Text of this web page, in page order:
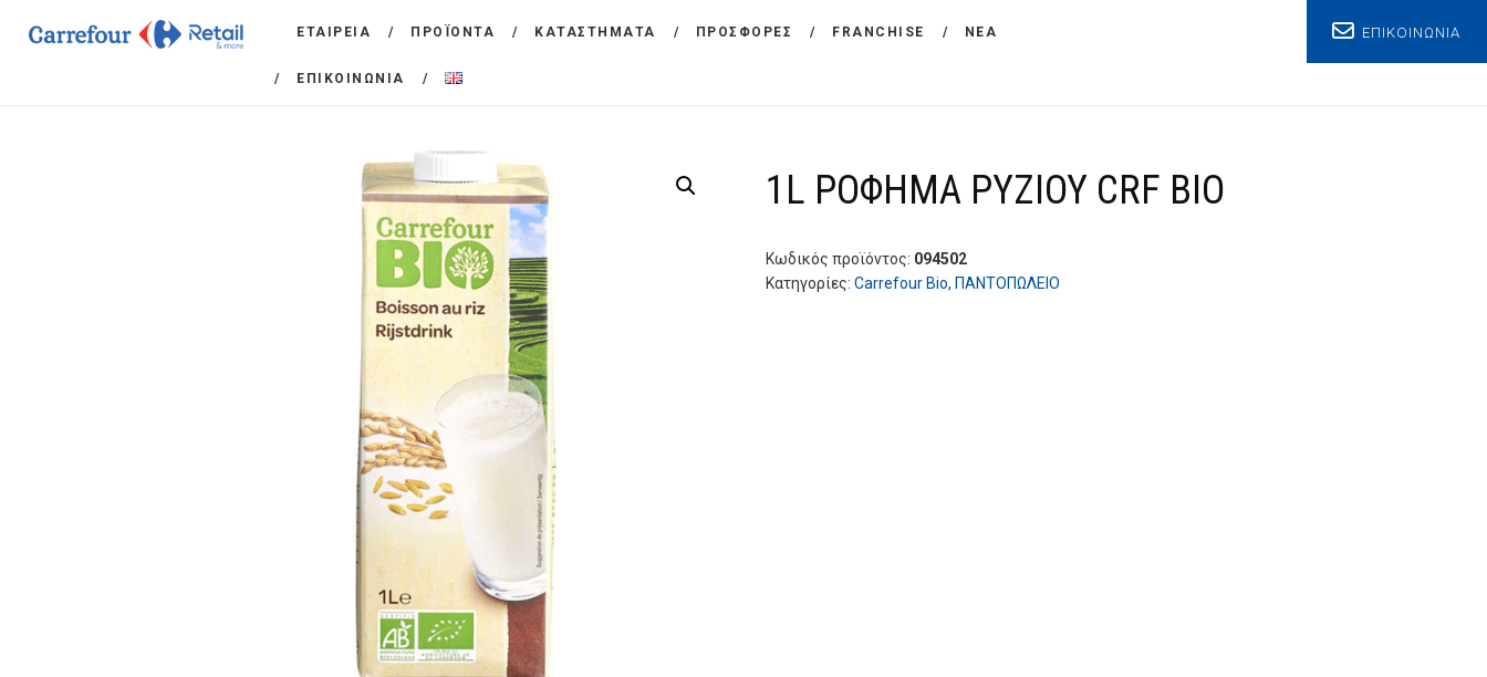
ΕΤΑΙΡΕΙΑ ΠΡΟΪΟΝΤΑ ΚΑΤΑΣΤΗΜΑΤΑ ΠΡΟΣΦΟΡΕΣ FRANCHISE ΝΕΑ
ΕΠΙΚΟΙΝΩΝΙΑ
ΕΠΙΚΟΙΝΩΝΙΑ
ΕΤΑΙΡΕΙΑ
ΠΡΟΣΦΟΡΕΣ
1L ΡΟΦΗΜΑ ΡΥΖΙΟΥ CRF BIO
Κωδικός προϊόντος: 094502
Κατηγορίες: Carrefour Bio, ΠΑΝΤΟΠΩΛΕΙΟ